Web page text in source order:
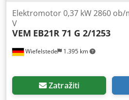
Wiefelstede 1.395 km
Elektromotor 0,37 kW 2860 ob/
V
VEM EB21R 71 G 2/1253
Zatražiti